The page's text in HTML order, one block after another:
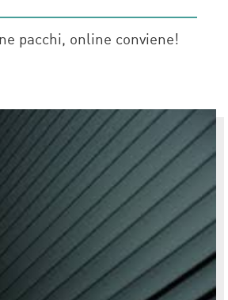
pacchi, online conviene!